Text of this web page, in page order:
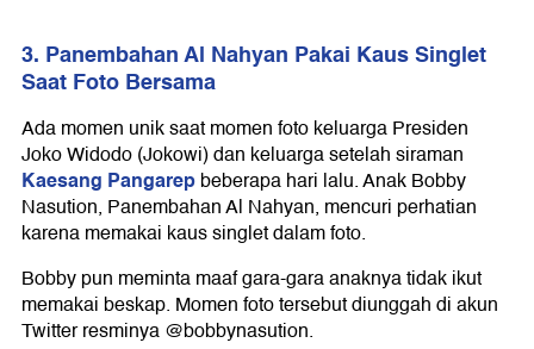
3. Panembahan Al Nahyan Pakai Kaus Singlet
Saat Foto Bersama
Ada momen unik saat momen foto keluarga Presiden
Joko Widodo (Jokowi) dan keluarga setelah siraman
Kaesang Pangarepbeberapa hari lalu. Anak Bobby
Nasution, Panembahan Al Nahyan, mencuri perhatian
karena memakai kaus singlet dalam foto.
Bobby pun meminta maaf gara-gara anaknya tidak ikut
memakai beskap. Momen foto tersebut diunggah di akun
Twitter resminya @bobbynasution.